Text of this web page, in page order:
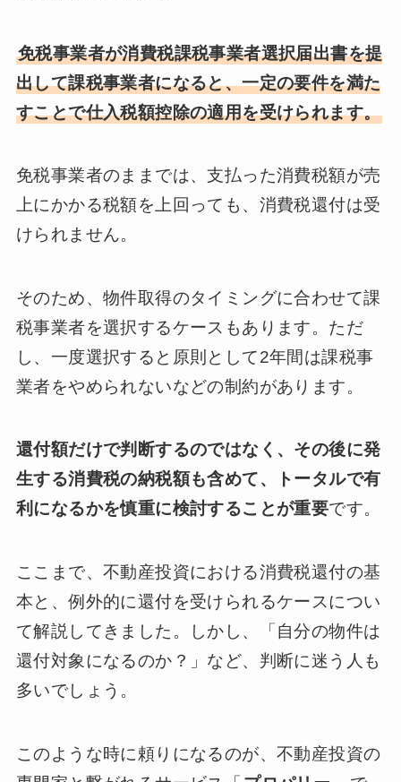
免税事業者が消費税課税事業者選択届出書を提
出して課税事業者になると、一定の要件を満た
すことで仕入税額控除の適用を受けられます。
免税事業者のままでは、支払った消費税額が売
上にかかる税額を上回っても、消費税還付は受
けられません。
そのため、物件取得のタイミングに合わせて課
税事業者を選択するケースもあります。ただ
し、一度選択すると原則として2年間は課税事
業者をやめられないなどの制約があります。
還付額だけで判断するのではなく、その後に発
生する消費税の納税額も含めて、トータルで有
利になるかを慎重に検討することが重要です。
ここまで、不動産投資における消費税還付の基
本と、例外的に還付を受けられるケースについ
て解説してきました。しかし、「自分の物件は
還付対象になるのか？」など、判断に迷う人も
多いでしょう。
このような時に頼りになるのが、不動産投資の